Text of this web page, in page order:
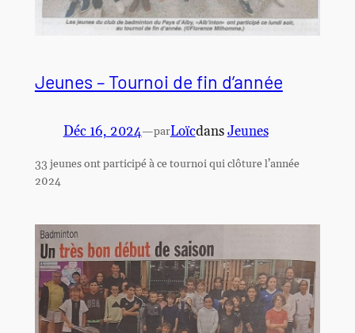
Jeunes – Tournoi de fin d’année
Déc 16, 2024—parLoïcdansJeunes
33 jeunes ont participé à ce tournoi qui clôture l’année
2024